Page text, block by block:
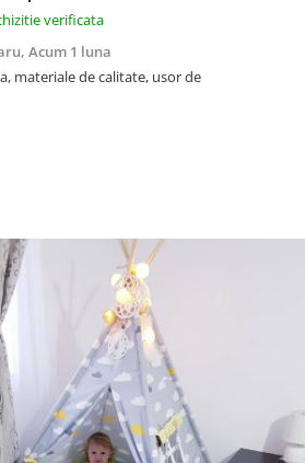
verificata
Acum 1 luna
materiale de calitate, usor de